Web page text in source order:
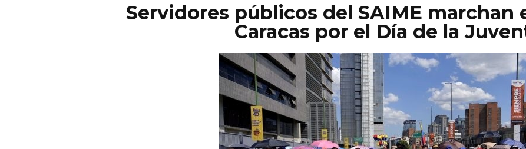
Servidores públicos del SAIME marchan
Caracas por el Día de la